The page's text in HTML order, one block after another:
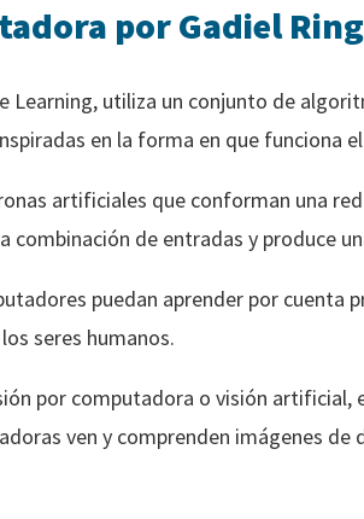
por Gadiel
Learning, utiliza un conjunto de
en la forma en que funciona
artificiales que conforman una
combinación de entradas y produce
puedan aprender por cuenta
seres humanos.
por computadora o visión artificial,
ven y comprenden imágenes de